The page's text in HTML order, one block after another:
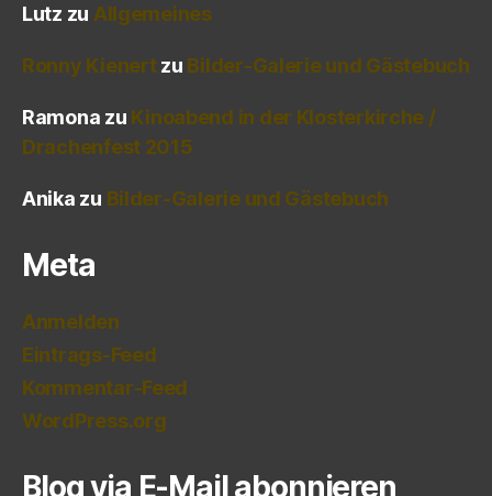
Lutz zu Allgemeines
Ronny Kienertzu Bilder-Galerie und Gästebuch
Ramona zu Kinoabend in der Klosterkirche /
Drachenfest 2015
Anika zu Bilder-Galerie und Gästebuch
Meta
Anmelden
Eintrags-Feed
Kommentar-Feed
WordPress.org
Blog via E-Mail abonnieren